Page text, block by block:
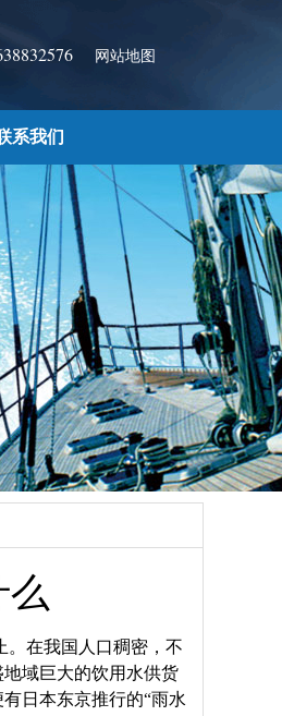
网站地图
系我们
。在我国人口稠密，不
域巨大的饮用水供货
日本东京推行的“雨水